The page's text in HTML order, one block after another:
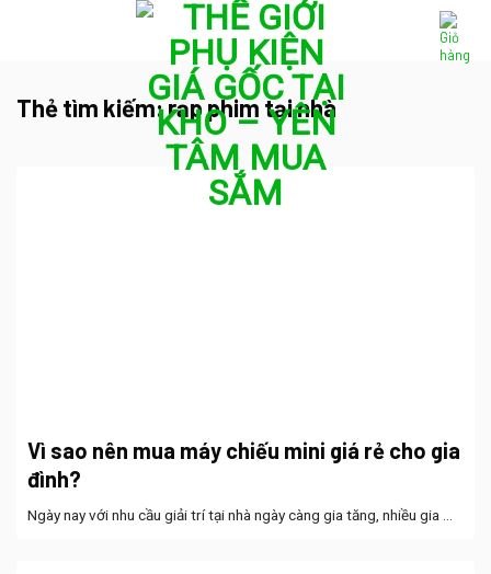
Thẻ tìm kiếm:rạp phim tại nhà
Vì sao nên mua máy chiếu mini giá rẻ cho gia
đình?
Ngày nay với nhu cầu giải trí tại nhà ngày càng gia tăng, nhiều gia ...